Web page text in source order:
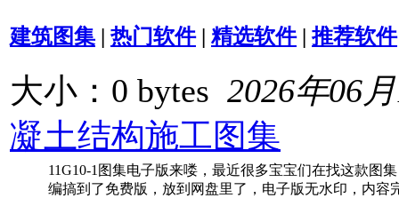
建筑图集 | 热门软件| 精选软件| 推荐软件
大小：0 bytes 2026年06
凝土结构施工图集
11G10-1图集电子版来喽，最近很多宝宝们在找这款图
编搞到了免费版，放到网盘里了，电子版无水印，内容